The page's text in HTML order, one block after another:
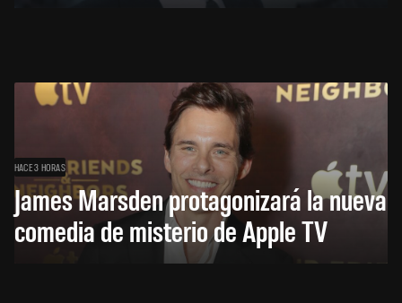
HACE 3 HORAS
James Marsden protagonizará la nueva
comedia de misterio de Apple TV